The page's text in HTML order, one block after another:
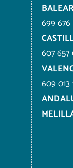
699 676
607 657
609 013